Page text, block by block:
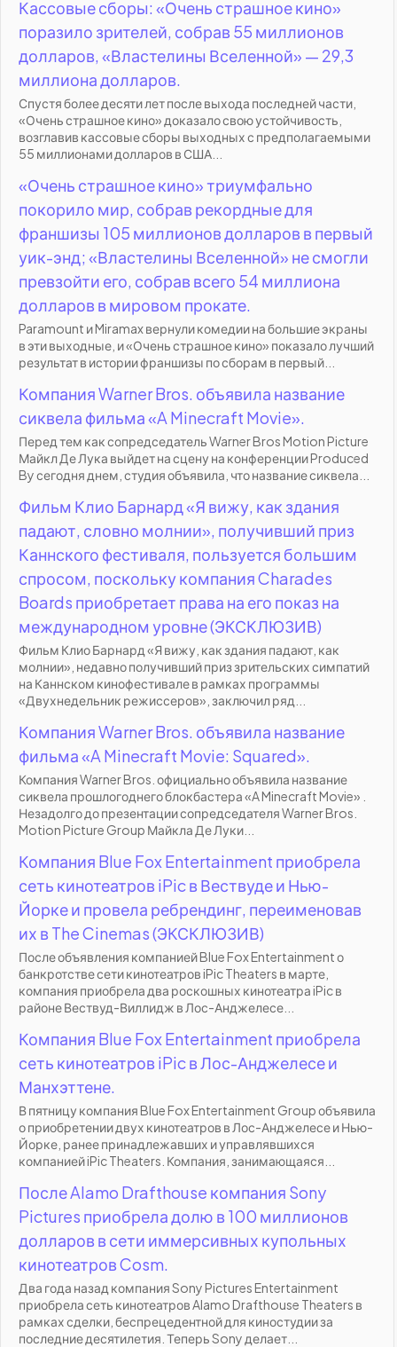
Кассовые сборы: «Очень страшное кино»
поразило зрителей, собрав 55 миллионов
долларов, «Властелины Вселенной» — 29,3
миллиона долларов.
Спустя более десяти лет после выхода последней части,
«Очень страшное кино» доказало свою устойчивость,
возглавив кассовые сборы выходных с предполагаемыми
55 миллионами долларов в США...
«Очень страшное кино» триумфально
покорило мир, собрав рекордные для
франшизы 105 миллионов долларов в первый
уик-энд; «Властелины Вселенной» не смогли
превзойти его, собрав всего 54 миллиона
долларов в мировом прокате.
Paramount и Miramax вернули комедии на большие экраны
в эти выходные, и «Очень страшное кино» показало лучший
результат в истории франшизы по сборам в первый...
Компания Warner Bros. объявила название
сиквела фильма «A Minecraft Movie».
Перед тем как сопредседатель Warner Bros Motion Picture
Майкл Де Лука выйдет на сцену на конференции Produced
By сегодня днем, студия объявила, что название сиквела...
Фильм Клио Барнард «Я вижу, как здания
падают, словно молнии», получивший приз
Каннского фестиваля, пользуется большим
спросом, поскольку компания Charades
Boards приобретает права на его показ на
международном уровне (ЭКСКЛЮЗИВ)
Фильм Клио Барнард «Я вижу, как здания падают, как
молнии», недавно получивший приз зрительских симпатий
на Каннском кинофестивале в рамках программы
«Двухнедельник режиссеров», заключил ряд...
Компания Warner Bros. объявила название
фильма «A Minecraft Movie: Squared».
Компания Warner Bros. официально объявила название
сиквела прошлогоднего блокбастера «A Minecraft Movie» .
Незадолго до презентации сопредседателя Warner Bros.
Motion Picture Group Майкла Де Луки...
Компания Blue Fox Entertainment приобрела
сеть кинотеатров iPic в Вествуде и Нью-
Йорке и провела ребрендинг, переименовав
их в The Cinemas (ЭКСКЛЮЗИВ)
После объявления компанией Blue Fox Entertainment о
банкротстве сети кинотеатров iPic Theaters в марте,
компания приобрела два роскошных кинотеатра iPic в
районе Вествуд-Виллидж в Лос-Анджелесе...
Компания Blue Fox Entertainment приобрела
сеть кинотеатров iPic в Лос-Анджелесе и
Манхэттене.
В пятницу компания Blue Fox Entertainment Group объявила
о приобретении двух кинотеатров в Лос-Анджелесе и Нью-
Йорке, ранее принадлежавших и управлявшихся
компанией iPic Theaters. Компания, занимающаяся...
После Alamo Drafthouse компания Sony
Pictures приобрела долю в 100 миллионов
долларов в сети иммерсивных купольных
кинотеатров Cosm.
Два года назад компания Sony Pictures Entertainment
приобрела сеть кинотеатров Alamo Drafthouse Theaters в
рамках сделки, беспрецедентной для киностудии за
последние десятилетия. Теперь Sony делает...